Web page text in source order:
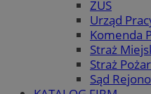
ZUS
Urząd
Komenda
Straż
Straż
Sąd